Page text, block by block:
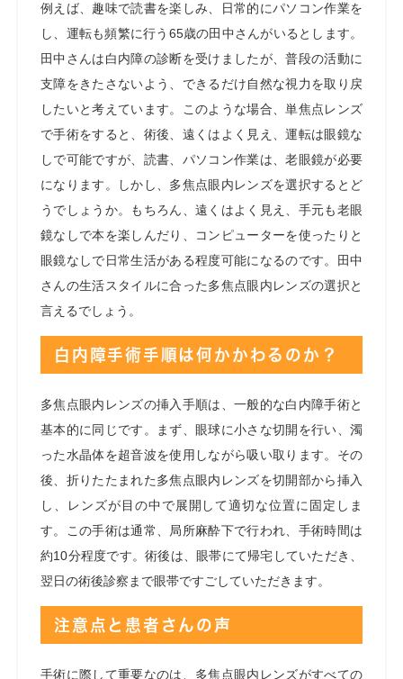
例えば、趣味で読書を楽しみ、日常的にパソコン作業を
し、運転も頻繁に行う65歳の田中さんがいるとします。
田中さんは白内障の診断を受けましたが、普段の活動に
支障をきたさないよう、できるだけ自然な視力を取り戻
したいと考えています。このような場合、単焦点レンズ
で手術をすると、術後、遠くはよく見え、運転は眼鏡な
しで可能ですが、読書、パソコン作業は、老眼鏡が必要
になります。しかし、多焦点眼内レンズを選択するとど
うでしょうか。もちろん、遠くはよく見え、手元も老眼
鏡なしで本を楽しんだり、コンピューターを使ったりと
眼鏡なしで日常生活がある程度可能になるのです。田中
さんの生活スタイルに合った多焦点眼内レンズの選択と
言えるでしょう。
白内障手術手順は何かかわるのか？
多焦点眼内レンズの挿入手順は、一般的な白内障手術と
基本的に同じです。まず、眼球に小さな切開を行い、濁
った水晶体を超音波を使用しながら吸い取ります。その
後、折りたたまれた多焦点眼内レンズを切開部から挿入
し、レンズが目の中で展開して適切な位置に固定しま
す。この手術は通常、局所麻酔下で行われ、手術時間は
約10分程度です。術後は、眼帯にて帰宅していただき、
翌日の術後診察まで眼帯ですごしていただきます。
注意点と患者さんの声
手術に際して重要なのは、多焦点眼内レンズがすべての